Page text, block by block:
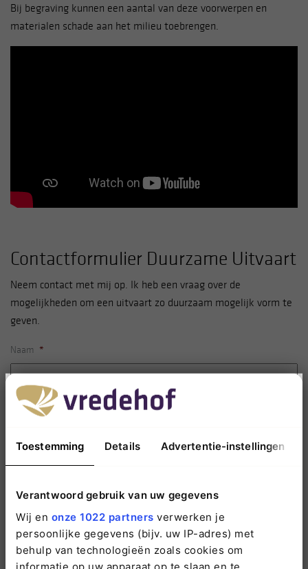
Toestemming Details Advertentie-instellingen
Verantwoord gebruik van uw gegevens
Wij en onze 1022 partners verwerken je
persoonlijke gegevens (bijv. uw IP-adres) met
behulp van technologieën zoals cookies om
informatie op uw apparaat op te slaan en te
Bij begraving kunnen een aantal van deze voorwerpen en
materialen schade aan het milieu toebrengen.
Contactformulier Duurzame Uitvaart
Neem contact met mij op. Ik heb een vraag over de
mogelijkheden om een uitvaart zo duurzaam mogelijk vorm te
geven.
Naam *
Telefoonnummer
Vraag / opmerking *